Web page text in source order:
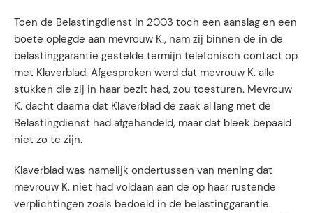
Toen de Belastingdienst in 2003 toch een aanslag en een
boete oplegde aan mevrouw K., nam zij binnen de in de
belastinggarantie gestelde termijn telefonisch contact op
met Klaverblad. Afgesproken werd dat mevrouw K. alle
stukken die zij in haar bezit had, zou toesturen. Mevrouw
K. dacht daarna dat Klaverblad de zaak al lang met de
Belastingdienst had afgehandeld, maar dat bleek bepaald
niet zo te zijn.
Klaverblad was namelijk ondertussen van mening dat
mevrouw K. niet had voldaan aan de op haar rustende
verplichtingen zoals bedoeld in de belastinggarantie.